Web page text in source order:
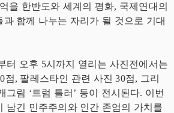
을 한반도와 세계의 평화, 국제연대의
함께 나누는 자리가 될 것으로 기대
터 오후 5시까지 열리는 사진전에서는
점, 팔레스타인 관련 사진 30점, 그리
그림 ‘트럼 틀러’ 등이 전시된다. 이번
남긴 민주주의와 인간 존엄의 가치를